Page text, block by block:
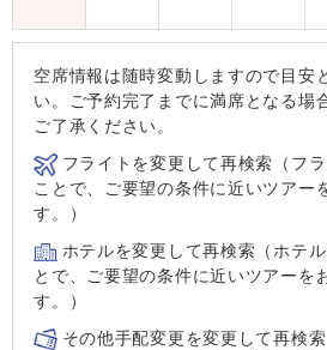
空席情報は随時変動しますので目安
い。ご予約完了までに満席となる場
ご了承ください。
フライトを変更して再検索（フ
ことで、ご要望の条件に近いツアー
す。）
ホテルを変更して再検索（ホテ
とで、ご要望の条件に近いツアーを
す。）
その他手配変更を変更して再検